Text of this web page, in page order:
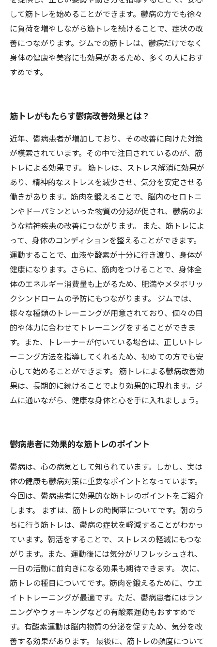
して筋トレを始めることができます。鬱病の方でも徐々
に負荷を増やしながら筋トレを続けることで、症状の改
善につながります。ジムでの筋トレは、鬱病だけでなく
身体の健康や美容にも効果があるため、多くの人におす
すめです。
筋トレがもたらす鬱病改善効果とは？
近年、鬱病患者が増加しており、その改善に向けた対策
が模索されています。その中で注目されているのが、筋
トレによる効果です。 筋トレは、ストレス解消に効果が
あり、精神的なストレスを減少させ、気分を安定させる
働きがあります。筋肉を鍛えることで、脳内のセロトニ
ンやドーパミンといった物質の分泌が促され、鬱病のよ
うな精神疾患の改善につながります。 また、筋トレによ
って、身体のコンディションを整えることができます。
運動することで、血液や酸素が十分に行き渡り、身体が
健康になります。さらに、筋肉をつけることで、身体全
体のエネルギー消費量も上がるため、肥満やメタボリッ
クシンドロームの予防にもつながります。 ジムでは、
様々な種類のトレーニングが用意されており、個々の目
的や体力に合わせてトレーニングをすることができま
す。また、トレーナーが付いている場合は、正しいトレ
ーニング方法を指導してくれるため、初めての方でも安
心して始めることができます。 筋トレによる鬱病改善効
果は、長期的に続けることでより効果的に現れます。ジ
ムに通いながら、健康な身体と心を手に入れましょう。
鬱病患者に効果的な筋トレのポイント
鬱病は、心の病気として知られています。しかし、実は
体の健康も鬱病対策に重要なポイントとなっています。
今回は、鬱病患者に効果的な筋トレのポイントをご紹介
します。 まずは、筋トレの時間帯についてです。朝のう
ちに行う筋トレは、鬱病の症状を軽減することがわかっ
ています。朝活をすることで、ストレスの軽減にもつな
がります。また、運動後には気分がリフレッシュされ、
一日の活動に前向きになる効果も期待できます。 次に、
筋トレの種目についてです。筋肉を鍛えるために、ウエ
イトトレーニングが最適です。ただ、鬱病患者にはラン
ニングやウォーキングなどの有酸素運動もおすすめで
す。有酸素運動は脳内物質の分泌を促すため、気分を改
善する効果があります。 最後に、筋トレの頻度について